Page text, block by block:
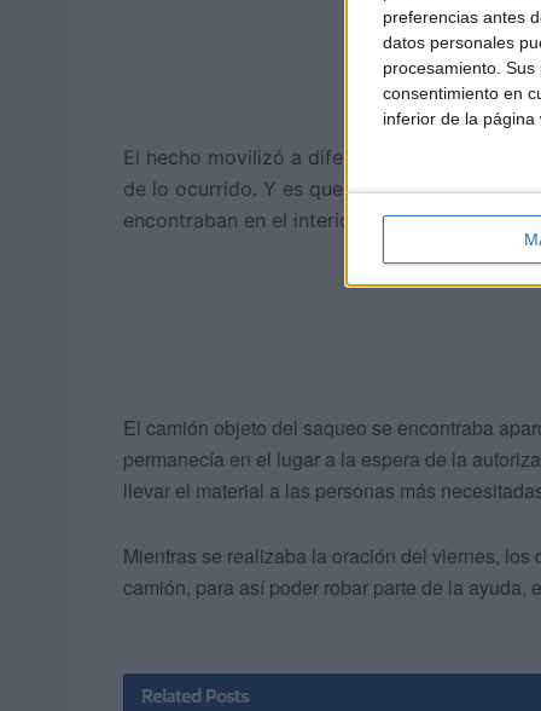
preferencias antes
datos personales
procesamiento.
consentimiento en
inferior de la página
El hecho movilizó a diferentes fuerzas de
de lo ocurrido. Y es que desconocidos
encontraban en el interior del vehículo
El camión objeto del saqueo se encontraba
permanecía en el lugar a la espera de la
llevar el material a las personas más
Mientras se realizaba la oración del viernes,
camión, para así poder robar parte de la ayuda,
Related Posts